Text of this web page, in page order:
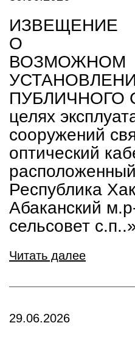
ИЗВЕЩЕНИЕ
О
ВОЗМОЖНОМ
ПУБЛИЧНОГО
целях
сооружений
оптический
Республика
Абаканский
сельсовет
Читать далее
29.06.2026